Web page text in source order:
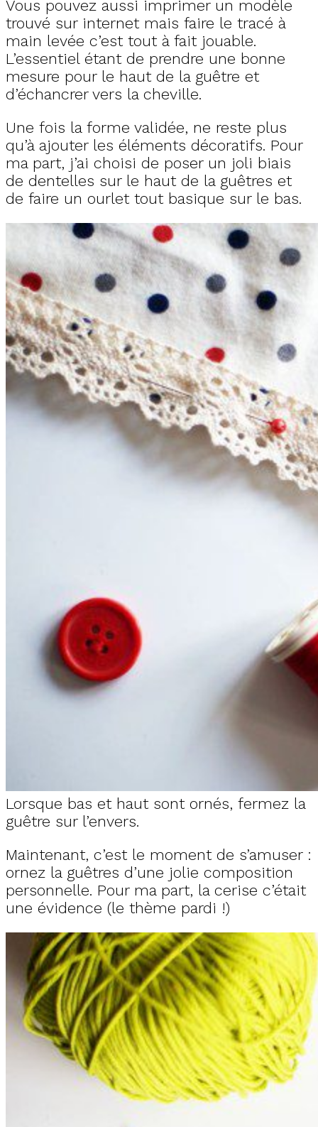
Vous pouvez aussi imprimer un modèle
trouvé sur internet mais faire le tracé à
main levée c’est tout à fait jouable.
L’essentiel étant de prendre une bonne
mesure pour le haut de la guêtre et
d’échancrer vers la cheville.
Une fois la forme validée, ne reste plus
qu’à ajouter les éléments décoratifs. Pour
ma part, j’ai choisi de poser un joli biais
de dentelles sur le haut de la guêtres et
de faire un ourlet tout basique sur le bas.
Lorsque bas et haut sont ornés, fermez la
guêtre sur l’envers.
Maintenant, c’est le moment de s’amuser :
ornez la guêtres d’une jolie composition
personnelle. Pour ma part, la cerise c’était
une évidence (le thème pardi !)